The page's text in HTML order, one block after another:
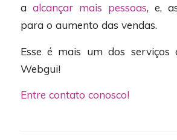
a alcançar mais pessoas, e,
para o aumento das vendas.
Esse é mais um dos serviços
Webgui!
Entre contato conosco!